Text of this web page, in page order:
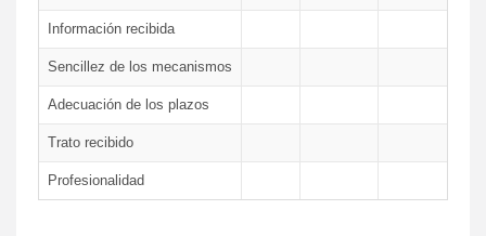
Información recibida
Sencillez de los mecanismos
Adecuación de los plazos
Trato recibido
Profesionalidad